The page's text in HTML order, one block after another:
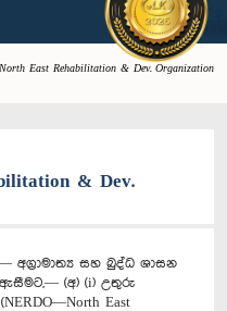
North East Rehabilitation & Dev. Organization
& Dev.
අග්‍රාමාත්‍ය සහ බුද්ධ ශාසන
(අ) (i) උතුරු
East